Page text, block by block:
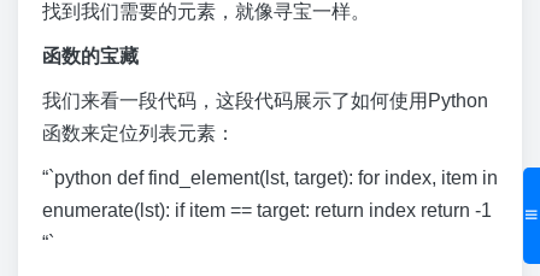
找到我们需要的元素，就像寻宝一样。
函数的宝藏
我们来看一段代码，这段代码展示了如何使用Python
函数来定位列表元素：
“`python def find_element(lst, target): for index, item in
enumerate(lst): if item == target: return index return -1
“`